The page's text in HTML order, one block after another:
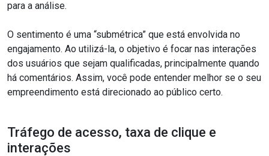
para a análise.
O sentimento é uma “submétrica” que está envolvida no
engajamento. Ao utilizá-la, o objetivo é focar nas interações
dos usuários que sejam qualificadas, principalmente quando
há comentários. Assim, você pode entender melhor se o seu
empreendimento está direcionado ao público certo.
Tráfego de acesso, taxa de clique e
interações